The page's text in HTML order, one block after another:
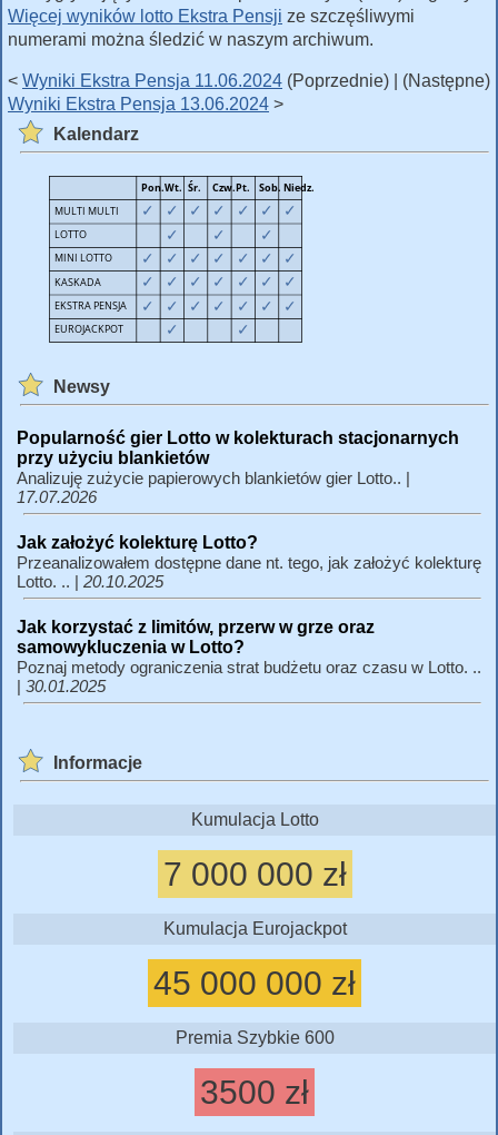
Więcej wyników lotto Ekstra Pensji ze szczęśliwymi
numerami można śledzić w naszym archiwum.
< Wyniki Ekstra Pensja 11.06.2024 (Poprzednie) | (Następne)
Wyniki Ekstra Pensja 13.06.2024 >
Kalendarz
Newsy
Popularność gier Lotto w kolekturach stacjonarnych
przy użyciu blankietów
Analizuję zużycie papierowych blankietów gier Lotto.. |
17.07.2026
Jak założyć kolekturę Lotto?
Przeanalizowałem dostępne dane nt. tego, jak założyć kolekturę
Lotto. .. | 20.10.2025
Jak korzystać z limitów, przerw w grze oraz
samowykluczenia w Lotto?
Poznaj metody ograniczenia strat budżetu oraz czasu w Lotto. ..
| 30.01.2025
Informacje
Kumulacja Lotto
7 000 000 zł
Kumulacja Eurojackpot
45 000 000 zł
Premia Szybkie 600
3500 zł